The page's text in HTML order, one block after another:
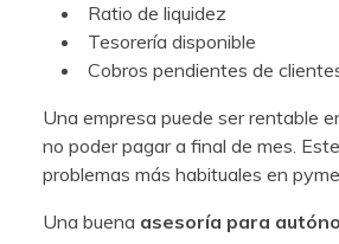
Ratio de liquidez
Tesorería disponible
Cobros pendientes de
Una empresa puede ser rentable
no poder pagar a final de mes.
problemas más habituales en
Una buena asesoría para